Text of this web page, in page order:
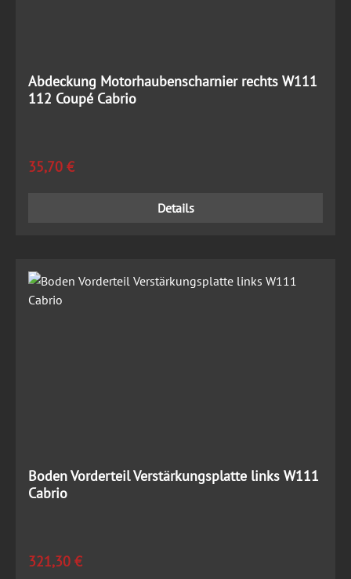
Abdeckung Motorhaubenscharnier rechts W111
112 Coupé Cabrio
Regulärer Preis:
35,70 €
Details
Boden Vorderteil Verstärkungsplatte links W111
Cabrio
Regulärer Preis:
321,30 €